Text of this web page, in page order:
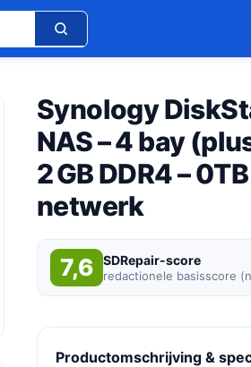
Synology
NAS – 4 bay
2 GB DDR4 –
netwerk
7,6 SDRepair-score
redactionele basisscore
Productomschrijving &